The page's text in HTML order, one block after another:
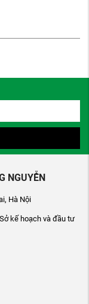
NGUYỄN
Hà Nội
kế hoạch và đầu tư